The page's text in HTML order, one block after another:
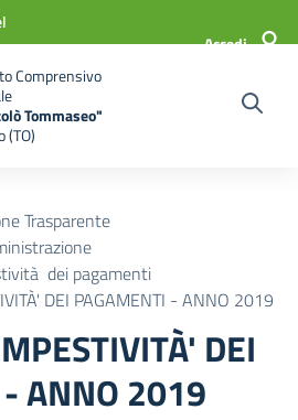
Accedi
Comprensivo
Tommaseo"
(TO)
Trasparente
dei pagamenti
DEI PAGAMENTI - ANNO 2019
DEI
ANNO 2019